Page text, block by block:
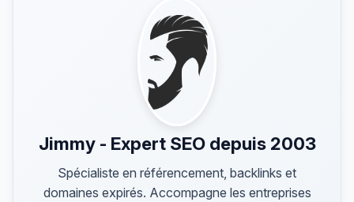
Jimmy - Expert SEO depuis 2003
Spécialiste en référencement, backlinks et
domaines expirés. Accompagne les entreprises